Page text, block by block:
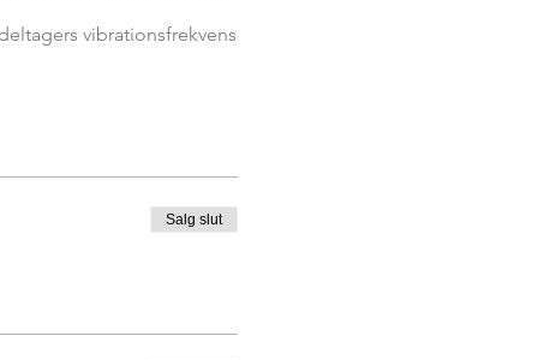
vibrationsfrekvens
Salg slut